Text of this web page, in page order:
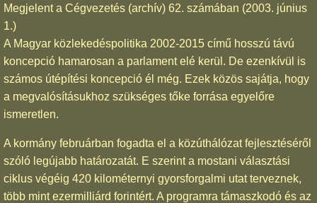
Megjelent a Cégvezetés (archív) 62. számában (2003. június
1.)
A Magyar közlekedéspolitika 2002-2015 című hosszú távú
koncepció hamarosan a parlament elé kerül. De ezenkívül is
számos útépítési koncepció él még. Ezek közös sajátja, hogy
a megvalósításukhoz szükséges tőke forrása egyelőre
ismeretlen.
A kormány februárban fogadta el a közúthálózat fejlesztéséről
szóló legújabb határozatát. E szerint a mostani választási
ciklus végéig 420 kilométernyi gyorsforgalmi utat terveznek,
több mint ezermilliárd forintért. A programra támaszkodó és az